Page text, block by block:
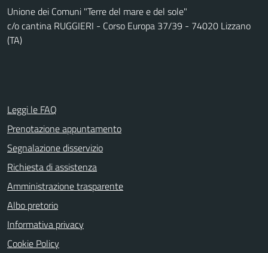
Unione dei Comuni "Terre del mare e del sole"
c/o cantina RUGGIERI - Corso Europa 37/39 - 74020 Lizzano
(TA)
Leggi le FAQ
Prenotazione appuntamento
Segnalazione disservizio
Richiesta di assistenza
Amministrazione trasparente
Albo pretorio
Informativa privacy
Cookie Policy